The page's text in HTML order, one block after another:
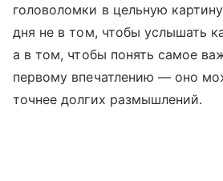
головоломки в цельную
дня не в том, чтобы услышать
а в том, чтобы понять самое
первому впечатлению — оно
точнее долгих размышлений.